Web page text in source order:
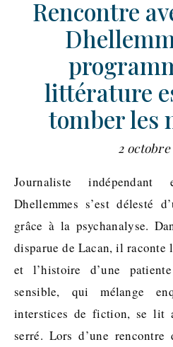
Rencontre
littérature
tomber les
2 octobre
Journaliste indépendant et écrivain, Gaspard
Dhellemmes s’est délesté
grâce à la psychanalyse.
disparue de Lacan, il raconte
et l’histoire d’une
sensible, qui mélange
interstices de fiction, se lit
serré. Lors d’une